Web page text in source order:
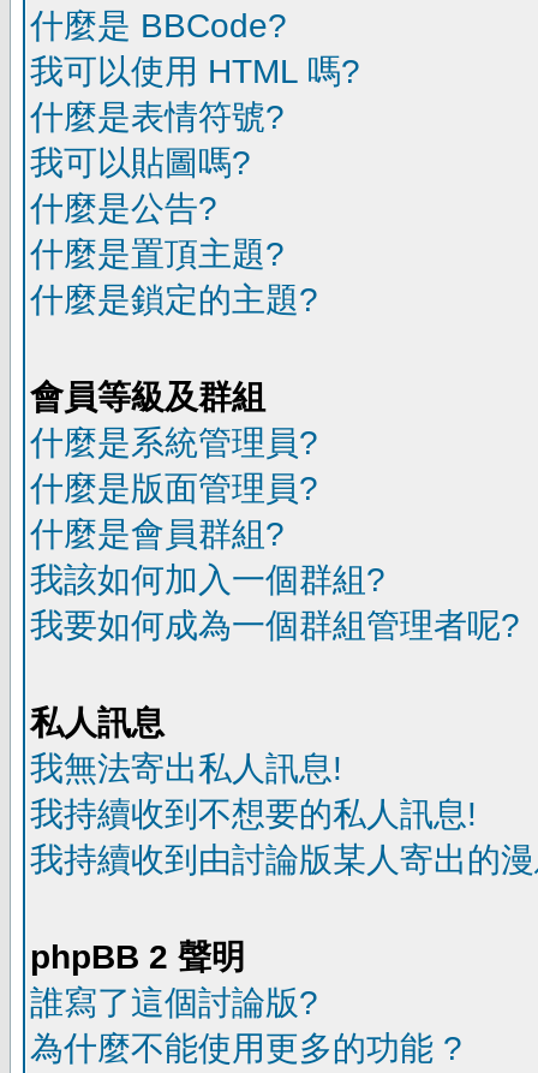
什麼是 BBCode?
我可以使用 HTML 嗎?
什麼是表情符號?
我可以貼圖嗎?
什麼是公告?
什麼是置頂主題?
什麼是鎖定的主題?
會員等級及群組
什麼是系統管理員?
什麼是版面管理員?
什麼是會員群組?
我該如何加入一個群組?
我要如何成為一個群組管理者呢?
私人訊息
我無法寄出私人訊息!
我持續收到不想要的私人訊息!
我持續收到由討論版某人寄出的
phpBB 2 聲明
誰寫了這個討論版?
為什麼不能使用更多的功能 ?